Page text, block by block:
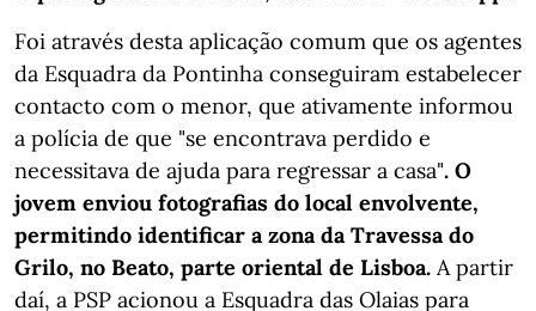
Foi através desta aplicação comum que os agentes
da Esquadra da Pontinha conseguiram estabelecer
contacto com o menor, que ativamente informou
a polícia de que "se encontrava perdido e
necessitava de ajuda para regressar a casa". O
jovem enviou fotografias do local envolvente,
permitindo identificar a zona da Travessa do
Grilo, no Beato, parte oriental de Lisboa. A partir
daí, a PSP acionou a Esquadra das Olaias para